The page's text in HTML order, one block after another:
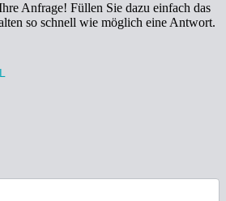
Anfrage! Füllen Sie dazu einfach das
so schnell wie möglich eine Antwort.